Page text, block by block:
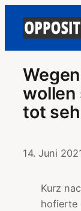
wollen
tot
14. Juni
Kurz
hofierte